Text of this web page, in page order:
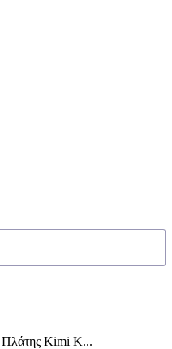
Πλάτης Kimi K...